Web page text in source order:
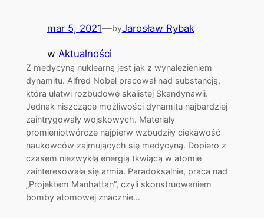
mar 5, 2021—byJarosław Rybak
w Aktualności
Z medycyną nuklearną jest jak z wynalezieniem
dynamitu. Alfred Nobel pracował nad substancją,
która ułatwi rozbudowę skalistej Skandynawii.
Jednak niszczące możliwości dynamitu najbardziej
zaintrygowały wojskowych. Materiały
promieniotwórcze najpierw wzbudziły ciekawość
naukowców zajmujących się medycyną. Dopiero z
czasem niezwykłą energią tkwiącą w atomie
zainteresowała się armia. Paradoksalnie, praca nad
„Projektem Manhattan”, czyli skonstruowaniem
bomby atomowej znacznie…